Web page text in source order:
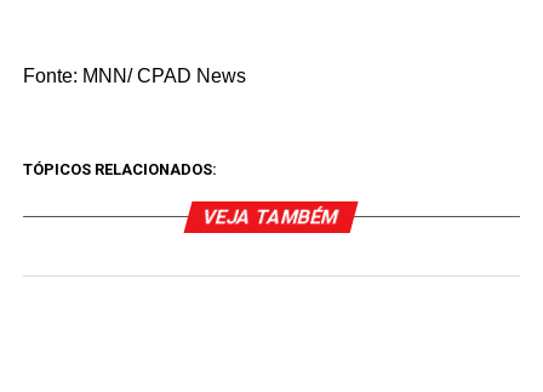
Fonte: MNN/ CPAD News
TÓPICOS RELACIONADOS:
VEJA TAMBÉM